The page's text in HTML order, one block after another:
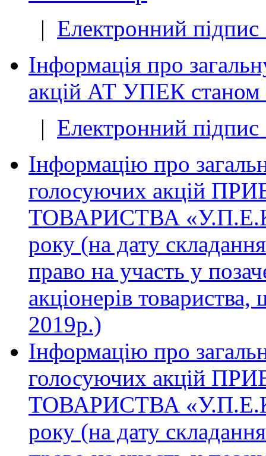
| Електронний підпис
Інформація про
акцій АТ УПЕК станом
| Електронний підпис
Інформацію про
голосуючих акцій
ТОВАРИСТВА
року (на дату
право на участь у
акціонерів
2019р.)
Інформацію про
голосуючих акцій
ТОВАРИСТВА
року (на дату